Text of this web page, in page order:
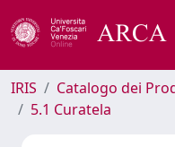
IRIS Catalogo dei
5.1 Curatela